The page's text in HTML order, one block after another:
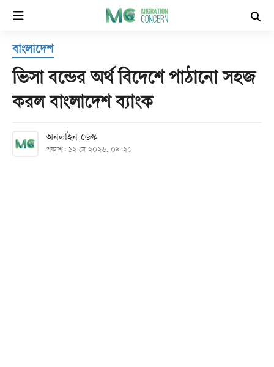
হোম
সর্বশেষ
বিভাগ
বাংলাদেশ
ভিসা বন্ডের অর্থ বিদেশে পাঠানো সহজ
করল বাংলাদেশ ব্যাংক
অনলাইন ডেস্ক
প্রকাশ: ১২ মে ২০২৬, ০৯:২০